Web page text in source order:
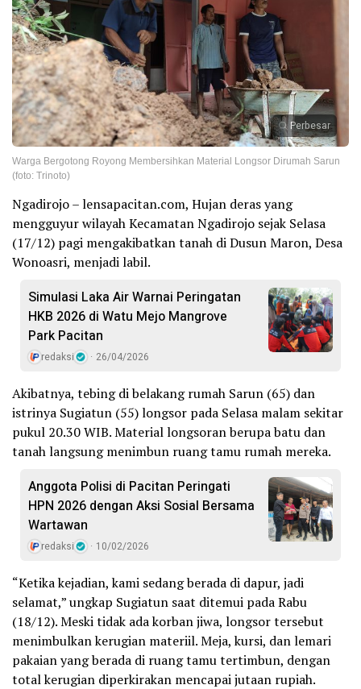
Perbesar
Warga Bergotong Royong Membersihkan Material Longsor Dirumah Sarun
(foto: Trinoto)
Ngadirojo – lensapacitan.com, Hujan deras yang
mengguyur wilayah Kecamatan Ngadirojo sejak Selasa
(17/12) pagi mengakibatkan tanah di Dusun Maron, Desa
Wonoasri, menjadi labil.
Simulasi Laka Air Warnai Peringatan
HKB 2026 di Watu Mejo Mangrove
Park Pacitan
redaksi 26/04/2026
Akibatnya, tebing di belakang rumah Sarun (65) dan
istrinya Sugiatun (55) longsor pada Selasa malam sekitar
pukul 20.30 WIB. Material longsoran berupa batu dan
tanah langsung menimbun ruang tamu rumah mereka.
Anggota Polisi di Pacitan Peringati
HPN 2026 dengan Aksi Sosial Bersama
Wartawan
redaksi 10/02/2026
“Ketika kejadian, kami sedang berada di dapur, jadi
selamat,” ungkap Sugiatun saat ditemui pada Rabu
(18/12). Meski tidak ada korban jiwa, longsor tersebut
menimbulkan kerugian materiil. Meja, kursi, dan lemari
pakaian yang berada di ruang tamu tertimbun, dengan
total kerugian diperkirakan mencapai jutaan rupiah.